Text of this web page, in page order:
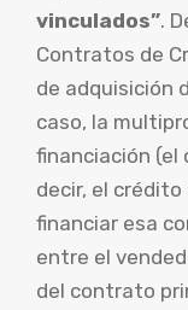
vinculados”.
Contratos de
de adquisición
caso, la
financiación (el
decir, el
financiar esa
entre el
del contrato